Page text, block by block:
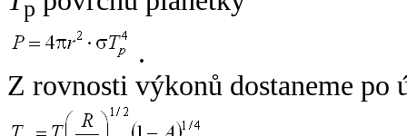
p
.
Z rovnosti výkonů dostaneme po